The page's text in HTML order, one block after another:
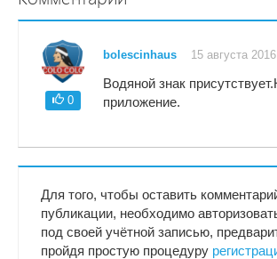
0
bolescinhaus 15 августа
Водяной знак
приложение.
Для того, чтобы оставить
публикации, необходимо
под своей учётной записью,
пройдя простую процедуру